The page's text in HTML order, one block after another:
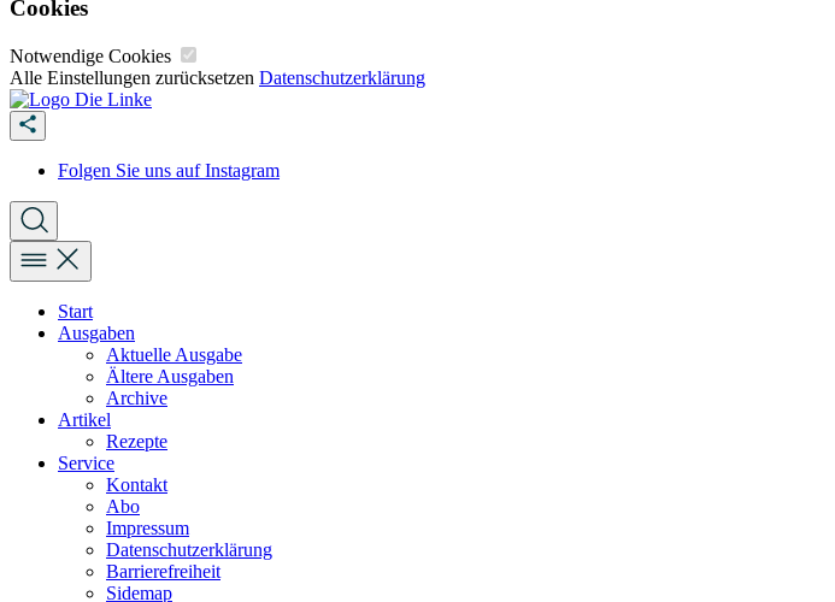
Cookies
Notwendige Cookies
Alle Einstellungen zurücksetzen Datenschutzerklärung
Folgen Sie uns auf Instagram
Start
Ausgaben
Aktuelle Ausgabe
Ältere Ausgaben
Archive
Artikel
Rezepte
Service
Kontakt
Abo
Impressum
Datenschutzerklärung
Barrierefreiheit
Sidemap